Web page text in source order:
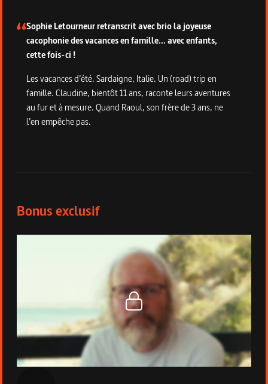
Sophie Letourneur retranscrit avec brio la joyeuse
cacophonie des vacances en famille... avec enfants,
cette fois-ci !
Les vacances d’été. Sardaigne, Italie. Un (road) trip en
famille. Claudine, bientôt 11 ans, raconte leurs aventures
au fur et à mesure. Quand Raoul, son frère de 3 ans, ne
l’en empêche pas.
Bonus du programme
Bonus exclusif